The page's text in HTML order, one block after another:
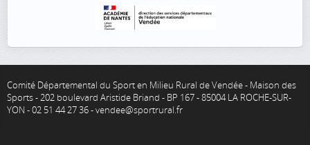
Comité Départemental du Sport en Milieu Rural de Vendée - Maison des
Sports - 202 boulevard Aristide Briand - BP 167 - 85004 LA ROCHE-SUR-
YON - 02 51 44 27 36 - vendee@sportrural.fr